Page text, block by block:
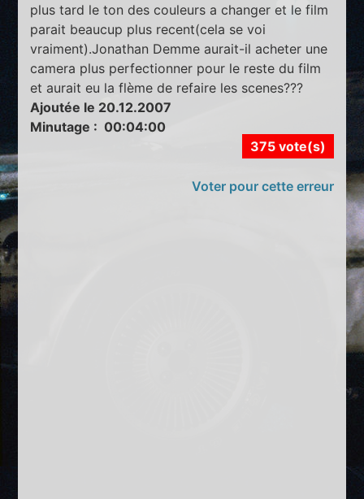
plus tard le ton des couleurs a changer et le film
parait beaucup plus recent(cela se voi
vraiment).Jonathan Demme aurait-il acheter une
camera plus perfectionner pour le reste du film
et aurait eu la flème de refaire les scenes???
Ajoutée le 20.12.2007
Minutage : 00:04:00
375 vote(s)
Voter pour cette erreur